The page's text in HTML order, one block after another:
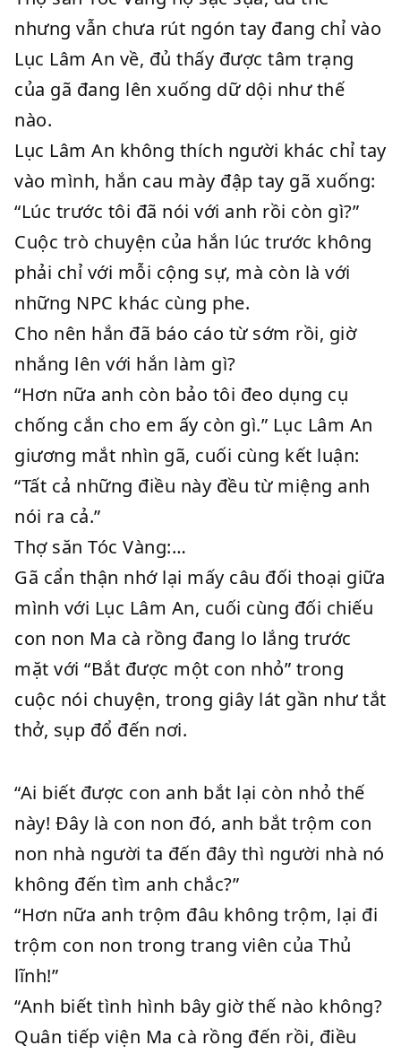
nhưng vẫn chưa rút ngón tay đang chỉ vào
Lục Lâm An về, đủ thấy được tâm trạng
của gã đang lên xuống dữ dội như thế
nào.
Lục Lâm An không thích người khác chỉ tay
vào mình, hắn cau mày đập tay gã xuống:
“Lúc trước tôi đã nói với anh rồi còn gì?”
Cuộc trò chuyện của hắn lúc trước không
phải chỉ với mỗi cộng sự, mà còn là với
những NPC khác cùng phe.
Cho nên hắn đã báo cáo từ sớm rồi, giờ
nhắng lên với hắn làm gì?
“Hơn nữa anh còn bảo tôi đeo dụng cụ
chống cắn cho em ấy còn gì.” Lục Lâm An
giương mắt nhìn gã, cuối cùng kết luận:
“Tất cả những điều này đều từ miệng anh
nói ra cả.”
Thợ săn Tóc Vàng:…
Gã cẩn thận nhớ lại mấy câu đối thoại giữa
mình với Lục Lâm An, cuối cùng đối chiếu
con non Ma cà rồng đang lo lắng trước
mặt với “Bắt được một con nhỏ” trong
cuộc nói chuyện, trong giây lát gần như tắt
thở, sụp đổ đến nơi.
“Ai biết được con anh bắt lại còn nhỏ thế
này! Đây là con non đó, anh bắt trộm con
non nhà người ta đến đây thì người nhà nó
không đến tìm anh chắc?”
“Hơn nữa anh trộm đâu không trộm, lại đi
trộm con non trong trang viên của Thủ
lĩnh!”
“Anh biết tình hình bây giờ thế nào không?
Quân tiếp viện Ma cà rồng đến rồi, điều